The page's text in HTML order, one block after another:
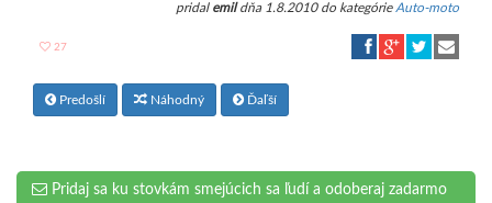
pridal emildňa 1.8.2010 do kategórie Auto-moto
27
Predošlí Náhodný Ďaľší
Pridaj sa ku stovkám smejúcich sa ľudí a odoberaj zadarmo